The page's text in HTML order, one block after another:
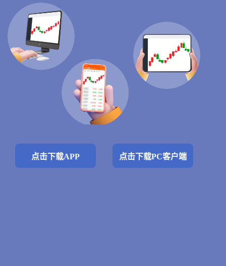
点击下载APP 点击下载PC客户端